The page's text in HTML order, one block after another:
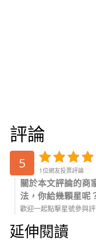
評論
5 1位網友投票評論
關於本文評論的商
法，你給幾顆星呢
歡迎一起點擊星號參與評
延伸閱讀